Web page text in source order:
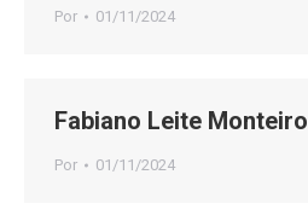
Por 01/11/2024
Fabiano Leite Monteiro
Por 01/11/2024